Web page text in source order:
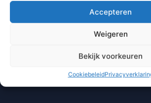
Accepteren
Weigeren
Bekijk voorkeuren
Cookiebeleid